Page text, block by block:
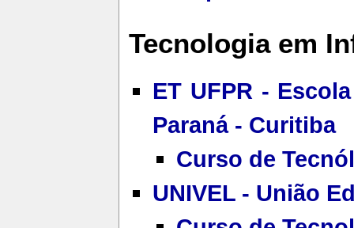
Tecnologia em
ET UFPR -
Paraná - Curitiba
Curso de
UNIVEL - União